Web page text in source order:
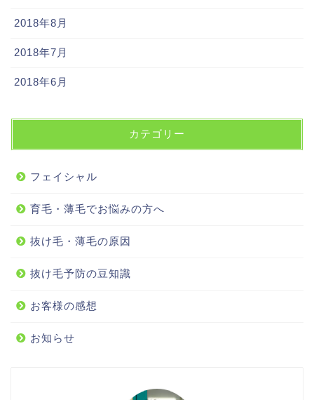
2018年8月
2018年7月
2018年6月
カテゴリー
フェイシャル
育毛・薄毛でお悩みの方へ
抜け毛・薄毛の原因
抜け毛予防の豆知識
お客様の感想
お知らせ